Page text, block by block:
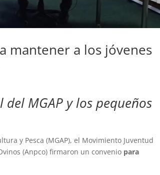
mantener a los jóvenes
MGAP y los pequeños
y Pesca (MGAP), el Movimiento Juventud
(Anpco) firmaron un convenio para